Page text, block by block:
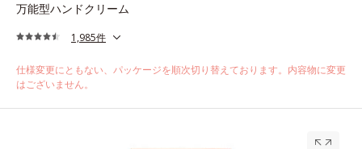
万能型ハンドクリーム
1,985件
仕様変更にともない、パッケージを順次切り替えております。内容物に変更
はございません。